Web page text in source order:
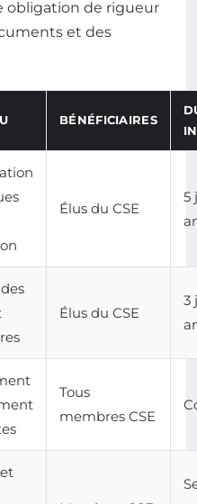
obligation de rigueur
et des
BÉNÉFICIAIRES
Élus du CSE
5
Élus du CSE
3
Tous
membres CSE